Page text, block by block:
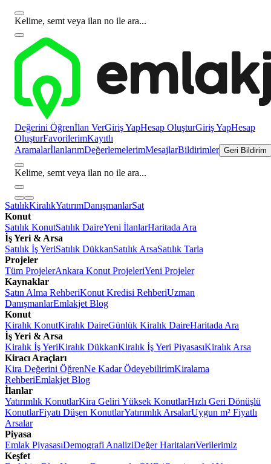
Kelime, semt veya ilan no ile ara...
Değerini Öğrenİlan VerGiriş YapHesap OluşturGiriş YapHesap
OluşturFavorilerimKayıtlı
AramalarİlanlarımDeğerlemelerimMesajlarBildirimler Geri Bildirim
Kelime, semt veya ilan no ile ara...
SatılıkKiralıkYatırımDanışmanlarSat
Konut
Satılık KonutSatılık DaireYeni İlanlarHaritada Ara
İş Yeri & Arsa
Satılık İş YeriSatılık DükkanSatılık ArsaSatılık Tarla
Projeler
Tüm ProjelerAnkara Konut ProjeleriYeni Projeler
Kaynaklar
Satın Alma RehberiKonut Kredisi RehberiUzman
DanışmanlarEmlakjet Blog
Konut
Kiralık KonutKiralık DaireGünlük Kiralık DaireHaritada Ara
İş Yeri & Arsa
Kiralık İş YeriKiralık DükkanKiralık İş Yeri PiyasasıKiralık Arsa
Kiracı Araçları
Kira Değerini ÖğrenNe Kadar ÖdeyebilirimKiralama
RehberiEmlakjet Blog
İlanlar
Yatırımlık KonutlarKira Geliri Yüksek KonutlarHızlı Geri Dönüşlü
KonutlarFiyatı Düşen KonutlarYatırımlık ArsalarUygun m² Fiyatlı
Arsalar
Piyasa
Emlak PiyasasıDemografi AnaliziDeğer HaritalarıVerilerimiz
Keşfet